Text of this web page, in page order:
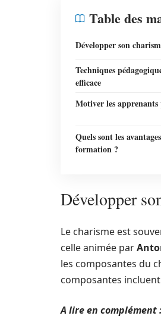
Table des
Développer son
Techniques
efficace
Motiver les
Quels sont les
formation ?
Développer
Le charisme est
celle animée par
les composantes du
composantes incluent
A lire en complément